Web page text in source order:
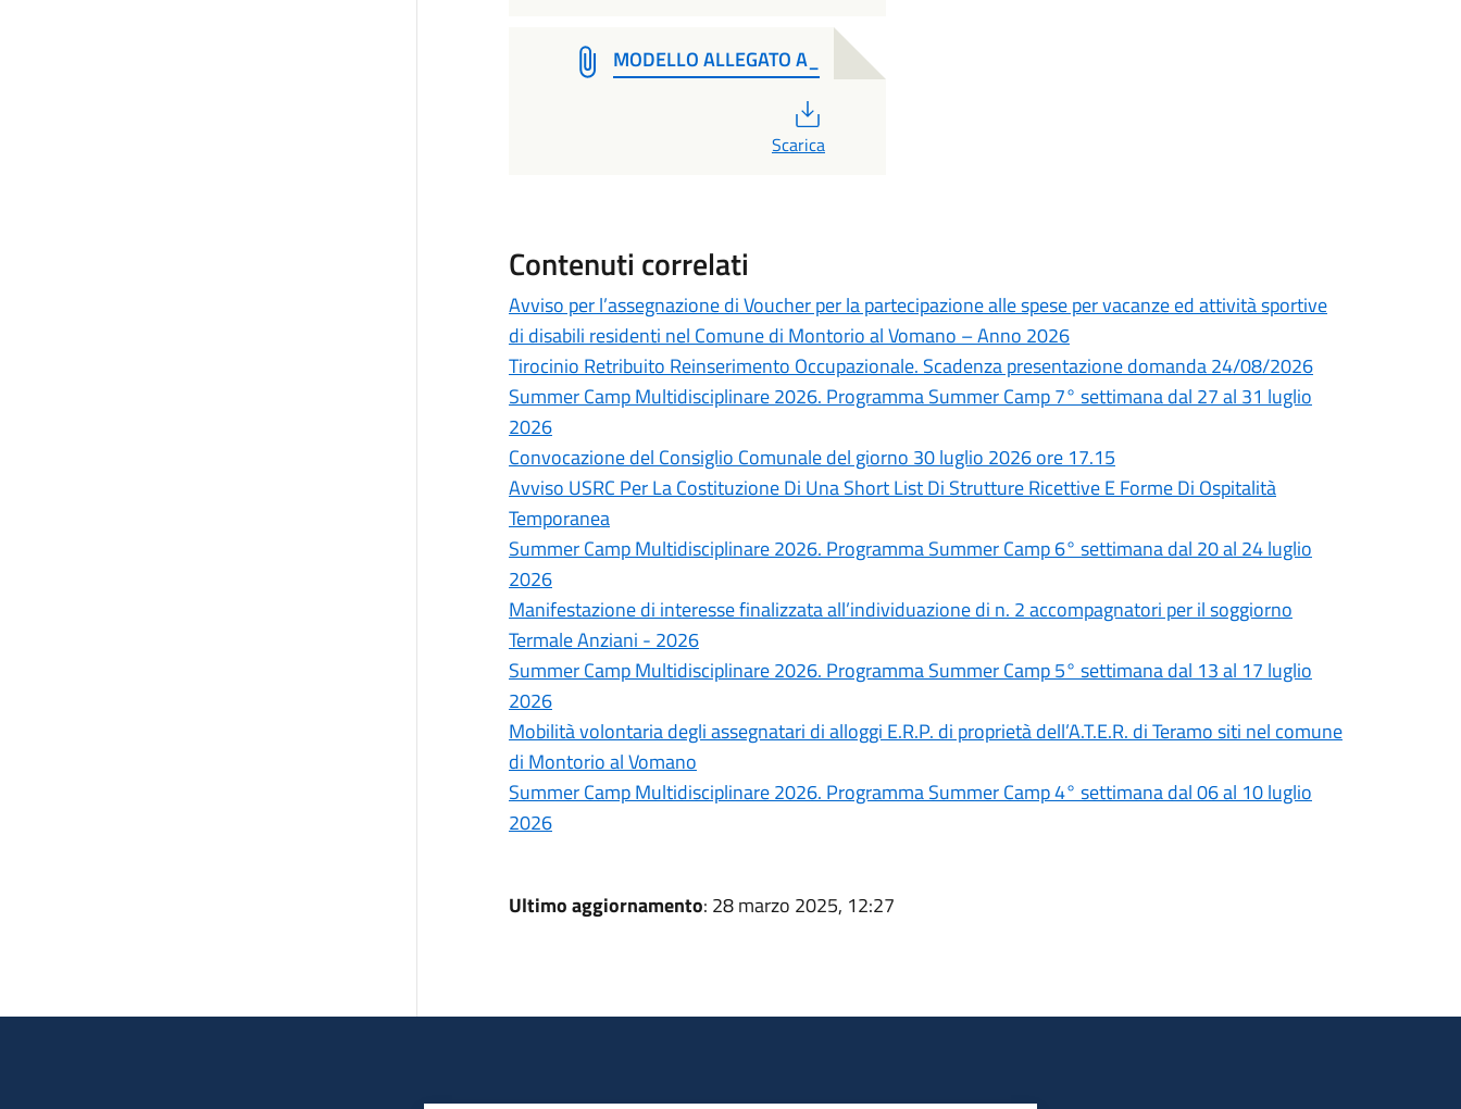
MODELLO ALLEGATO A_
Scarica
Contenuti correlati
Avviso per l’assegnazione di Voucher per la partecipazione alle spese per vacanze ed attività sportive
di disabili residenti nel Comune di Montorio al Vomano – Anno 2026
Tirocinio Retribuito Reinserimento Occupazionale. Scadenza presentazione domanda 24/08/2026
Summer Camp Multidisciplinare 2026. Programma Summer Camp 7° settimana dal 27 al 31 luglio
2026
Convocazione del Consiglio Comunale del giorno 30 luglio 2026 ore 17.15
Avviso USRC Per La Costituzione Di Una Short List Di Strutture Ricettive E Forme Di Ospitalità
Temporanea
Summer Camp Multidisciplinare 2026. Programma Summer Camp 6° settimana dal 20 al 24 luglio
2026
Manifestazione di interesse finalizzata all’individuazione di n. 2 accompagnatori per il soggiorno
Termale Anziani - 2026
Summer Camp Multidisciplinare 2026. Programma Summer Camp 5° settimana dal 13 al 17 luglio
2026
Mobilità volontaria degli assegnatari di alloggi E.R.P. di proprietà dell’A.T.E.R. di Teramo siti nel comune
di Montorio al Vomano
Summer Camp Multidisciplinare 2026. Programma Summer Camp 4° settimana dal 06 al 10 luglio
2026
Ultimo aggiornamento: 28 marzo 2025, 12:27